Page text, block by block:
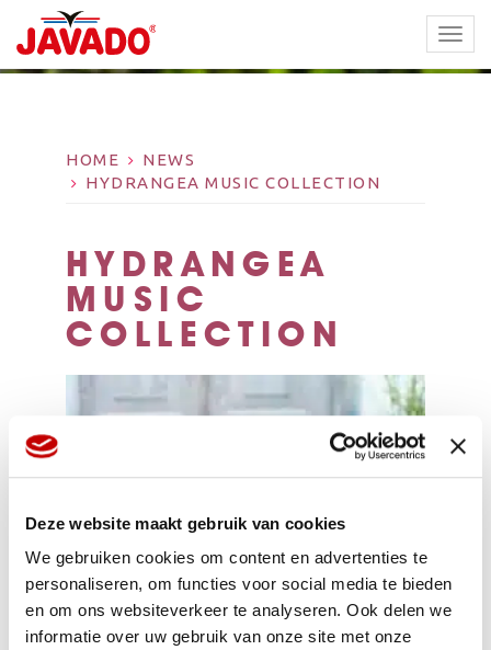
Deze website maakt gebruik van cookies
We gebruiken cookies om content en advertenties te
personaliseren, om functies voor social media te bieden
en om ons websiteverkeer te analyseren. Ook delen we
informatie over uw gebruik van onze site met onze
HOME
NEWS
HYDRANGEA MUSIC COLLECTION
HYDRANGEA
MUSIC
COLLECTION